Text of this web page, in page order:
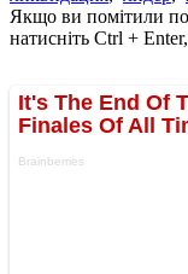
Якщо ви помітили
натисніть Ctrl +